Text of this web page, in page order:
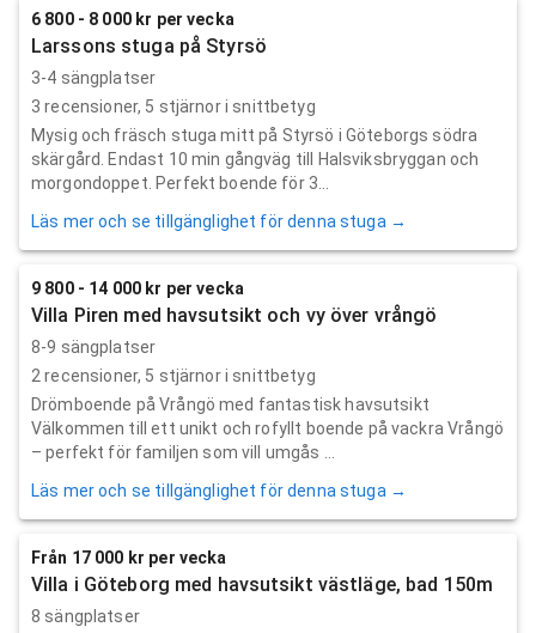
6 800 - 8 000 kr per vecka
Larssons stuga på Styrsö
3-4 sängplatser
3 recensioner, 5 stjärnor i snittbetyg
Mysig och fräsch stuga mitt på Styrsö i Göteborgs södra
skärgård. Endast 10 min gångväg till Halsviksbryggan och
morgondoppet. Perfekt boende för 3...
Läs mer och se tillgänglighet för denna stuga →
9 800 - 14 000 kr per vecka
Villa Piren med havsutsikt och vy över vrångö
8-9 sängplatser
2 recensioner, 5 stjärnor i snittbetyg
Drömboende på Vrångö med fantastisk havsutsikt
Välkommen till ett unikt och rofyllt boende på vackra Vrångö
– perfekt för familjen som vill umgås ...
Läs mer och se tillgänglighet för denna stuga →
Från 17 000 kr per vecka
Villa i Göteborg med havsutsikt västläge, bad 150m
8 sängplatser